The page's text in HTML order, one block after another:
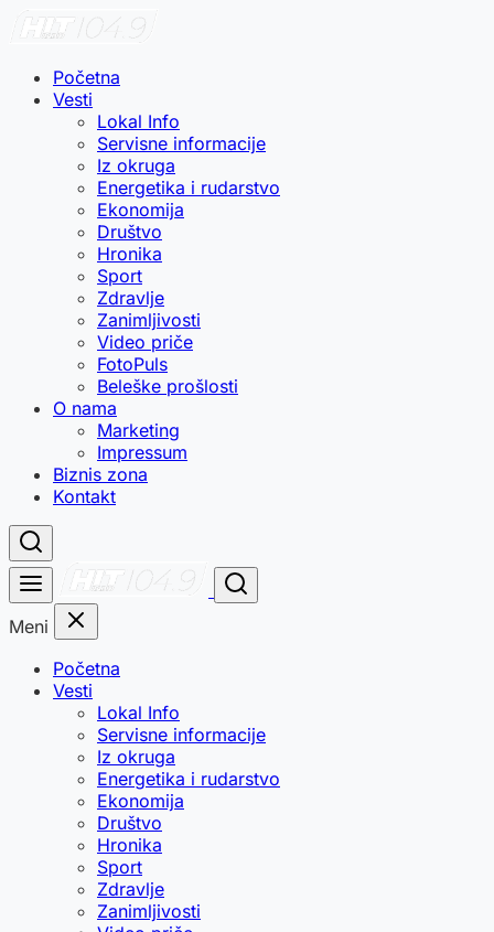
Početna
Vesti
Lokal Info
Servisne informacije
Iz okruga
Energetika i rudarstvo
Ekonomija
Društvo
Hronika
Sport
Zdravlje
Zanimljivosti
Video priče
FotoPuls
Beleške prošlosti
O nama
Marketing
Impressum
Biznis zona
Kontakt
Meni
Početna
Vesti
Lokal Info
Servisne informacije
Iz okruga
Energetika i rudarstvo
Ekonomija
Društvo
Hronika
Sport
Zdravlje
Zanimljivosti